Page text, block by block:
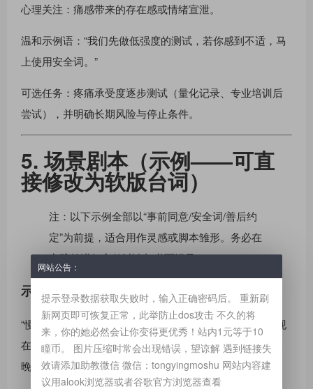
心理关注：痛感带来的存在感或情绪宣泄。
温和示例语：“我们先做低强度的测试，若你感到不适，马
上使用安全词。”
可选任务：疼痛承受度逐步测试（量化记录、专业培训后
尝试），并明确长期风险与停止条件。
5. 场景剧本（示例——可直
接修改为软版台词）
注：以下示例全部以“事前同意/安全词/善后约
定”为前提，适合用作灵感或脚本雏形。务必在
实践前进行完整讨论与书面记录。
示例一：轻度“狗”脚本（柔和版）
“慢慢来，先膝盖着地，目光看向我，深呼吸三次。把你现
在最想说的话轻声告诉我——我听着。如果一切合意，今
晚我们只进行十分钟的练习，之后有专属的善后时间。”
网站公告：
提示登录数据获取失败时，输入正确密码后。 重新刷
新网页即可恢复正常，此举防止dos攻击 不久的将
来，你的她必然会让你变得更优秀！站内1元等于10
瞳币。 图片压缩时常会出现错误，望谅解 遇到链接失
效请添加助教微信 微信：tongyingmoshu 网站内容建
议用alook浏览器或者谷歌官方浏览器查看